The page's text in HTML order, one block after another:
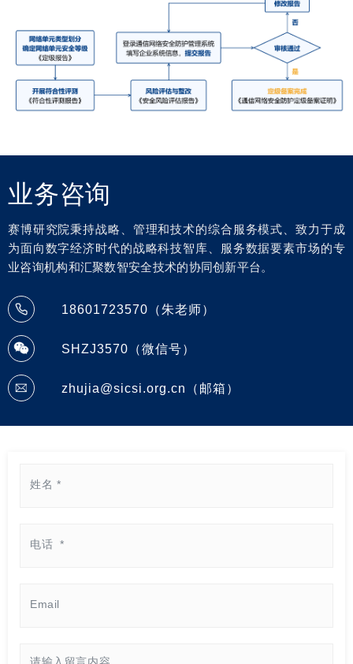
业务咨询
赛博研究院秉持战略、管理和技术的综合服务模式、致力于成
为面向数字经济时代的战略科技智库、服务数据要素市场的专
业咨询机构和汇聚数智安全技术的协同创新平台。
18601723570（朱老师）
SHZJ3570（微信号）
zhujia@sicsi.org.cn（邮箱）